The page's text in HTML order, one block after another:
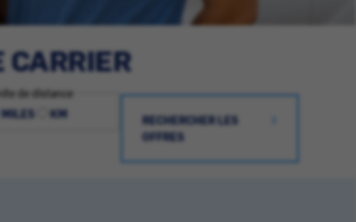
CARRIER
de distance
MILES
KM
RECHERCHER LES
OFFRES